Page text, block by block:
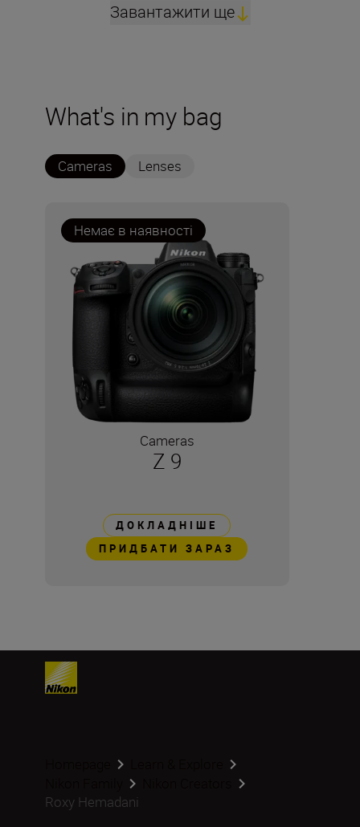
Завантажити ще
What's in my bag
Cameras Lenses
Немає в наявності
Cameras
Z 9
ДОКЛАДНІШЕ
ПРИДБАТИ ЗАРАЗ
Roxy Hemadani